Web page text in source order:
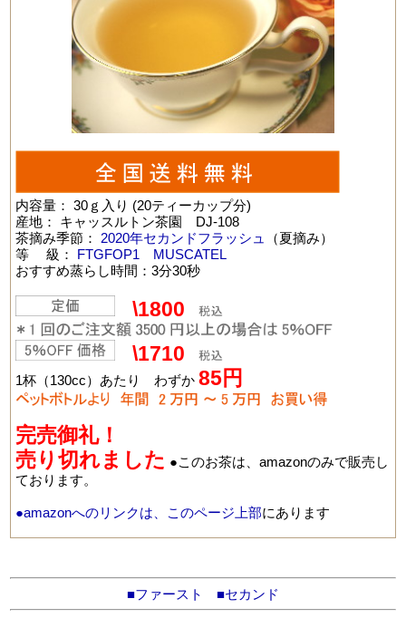
内容量： 30ｇ入り (20ティーカップ分)
産地： キャッスルトン茶園 DJ-108
茶摘み季節： 2020年セカンドフラッシュ
（夏摘み）
等 級： FTGFOP1 MUSCATEL
おすすめ蒸らし時間：3分30秒
\1800
\1710
1杯（130cc）あたり わずか85 円
完売御礼！
売り切れました ●このお茶は、amazonのみで販売し
ております。
●amazonへのリンクは、このページ上部にあります
■ファースト ■セカンド